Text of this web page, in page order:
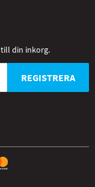
din inkorg.
REGISTRERA